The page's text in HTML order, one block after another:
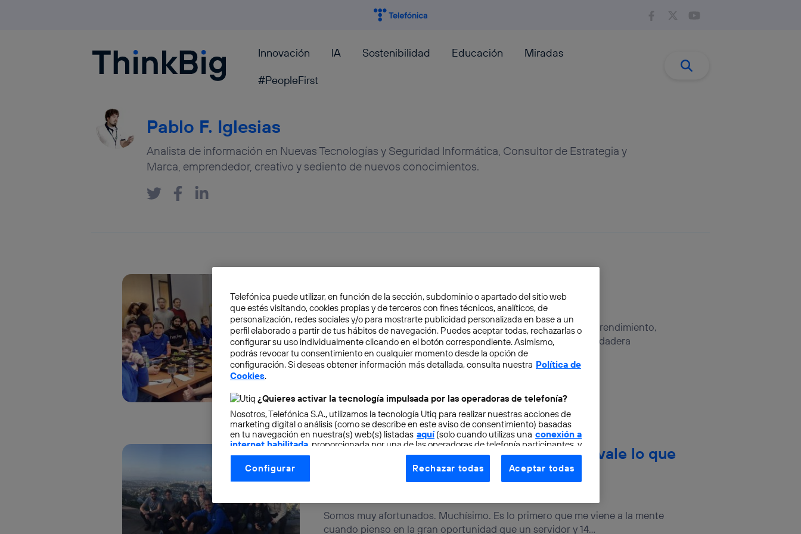
Blogthinkbig.com Innovación IA Sostenibilidad Educación
Miradas
#PeopleFirst
Buscar
Pablo F. Iglesias
Analista de información en Nuevas Tecnologías y Seguridad Informática, Consultor de Estrategia y
Marca, emprendedor, creativo y sediento de nuevos conocimientos.
INICIATIVAS TALENTUM STARTUPS VIAJES
Quien haya tenido la suerte de experimentar el sabor del emprendimiento,
sabrá de lo que hablo. Sacar adelante un proyecto es una verdadera
montaña...
3ª Misión Silicon Valley: «Mi empresa vale lo que
valen mis clientes»
Somos muy afortunados. Muchísimo. Es lo primero que me viene a la mente
cuando pienso en la gran oportunidad que un servidor y 14...
Telefónica puede utilizar, en función de la sección, subdominio o apartado del sitio web
que estés visitando, cookies propias y de terceros con fines técnicos, analíticos, de
personalización, redes sociales y/o para mostrarte publicidad personalizada en base a un
perfil elaborado a partir de tus hábitos de navegación. Puedes aceptar todas, rechazarlas o
configurar su uso individualmente clicando en el botón correspondiente. Asimismo,
podrás revocar tu consentimiento en cualquier momento desde la opción de
configuración. Si deseas obtener información más detallada, consulta nuestra Política de
Cookies.
¿Quieres activar la tecnología impulsada por las operadoras de telefonía?
Nosotros, Telefónica S.A., utilizamos la tecnología Utiq para realizar nuestras acciones de
marketing digital o análisis (como se describe en este aviso de consentimiento) basadas
en tu navegación en nuestra(s) web(s) listadas aquí(solo cuando utilizas una conexión a
internet habilitada , proporcionada por una de las operadoras de telefonía participantes, y
otorgas tu consentimiento en cada página web).
La tecnología Utiq está diseñada con la privacidad como prioridad ofreciéndote elección y
control.
utilizando tu dirección IP y otra información de la cuenta de cliente de telecomunicaciones
vinculada a la conexión que utilizas (p. ej., número de teléfono móvil).
Configurar Rechazar todas Aceptar todas